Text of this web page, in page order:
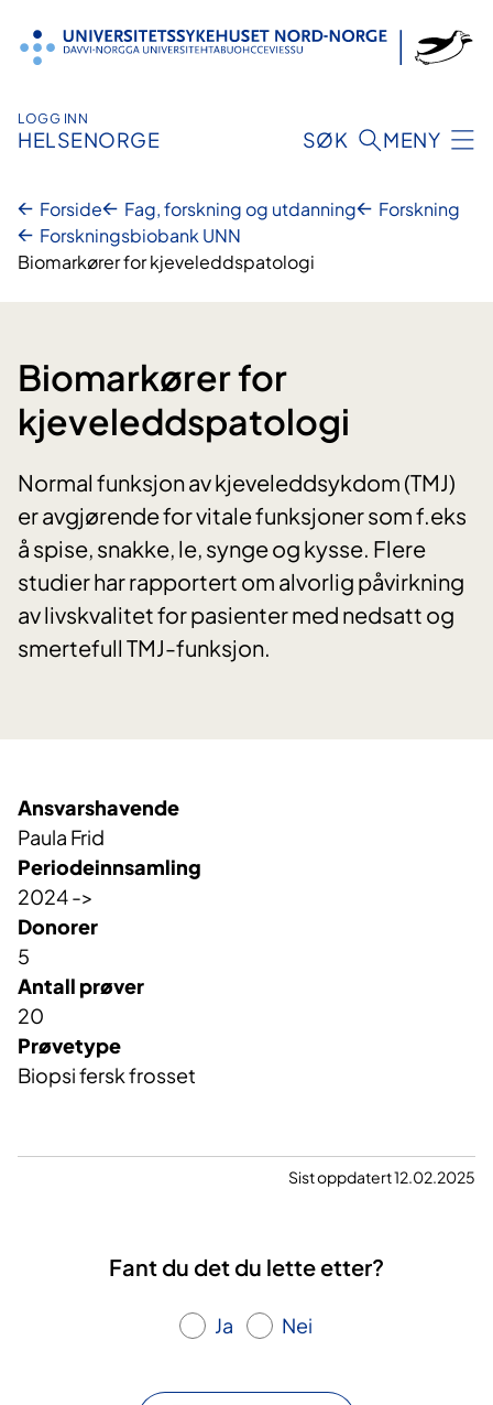
innhold
LOGG INN
HELSENORGE SØK MENY
Forside Fag, forskning og utdanning
Forskning
Forskningsbiobank UNN
Biomarkører for kjeveleddspatologi
Biomarkører for
kjeveleddspatologi
Normal funksjon av kjeveleddsykdom (TMJ)
er avgjørende for vitale funksjoner som f.eks
å spise, snakke, le, synge og kysse. Flere
studier har rapportert om alvorlig påvirkning
av livskvalitet for pasienter med nedsatt og
smertefull TMJ-funksjon.
Ansvarshavende
Paula Frid
Periodeinnsamling
2024 ->
Donorer
5
Antall prøver
20
Prøvetype
Biopsi fersk frosset
Sist oppdatert 12.02.2025
Fant du det du lette etter?
Ja Nei